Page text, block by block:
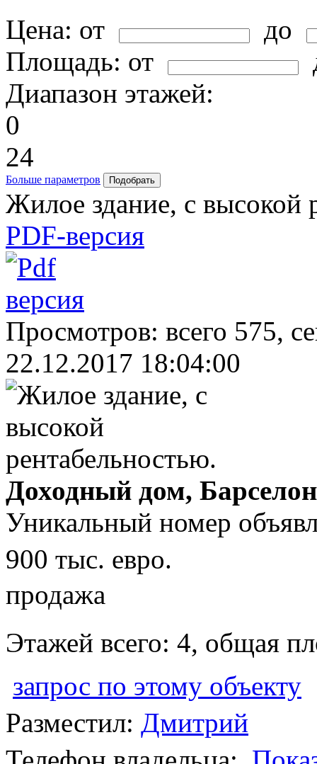
Цена: от
до
Площадь: от
Диапазон этажей:
0
24
Больше параметров
Жилое здание, с высокой
PDF-версия
Просмотров: всего 575,
22.12.2017 18:04:00
Доходный дом,
Уникальный номер
900 тыс. евро.
продажа
Этажей всего: 4, общая
запрос по этому объекту
Разместил: Дмитрий